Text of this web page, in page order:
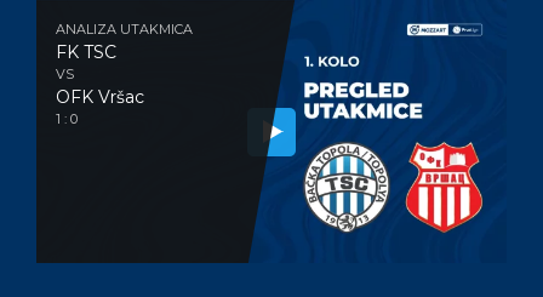
ANALIZA UTAKMICA
FK TSC
VS
OFK Vršac
1 : 0